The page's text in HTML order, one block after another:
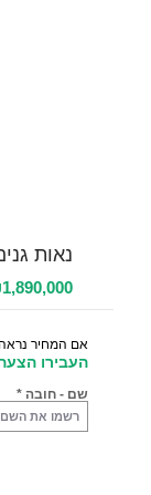
נאות גנים,
אם המחיר נראה
העבירו
שם - חובה